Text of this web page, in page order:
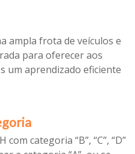
ampla frota de veículos e
para oferecer aos
um aprendizado eficiente
com categoria “B”, “C”, “D”